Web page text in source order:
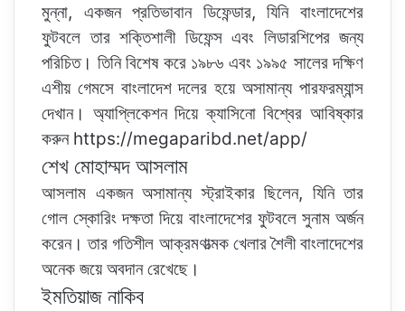
মুন্না, একজন প্রতিভাবান ডিফেন্ডার, যিনি বাংলাদেশের
ফুটবলে তার শক্তিশালী ডিফেন্স এবং লিডারশিপের জন্য
পরিচিত। তিনি বিশেষ করে ১৯৮৬ এবং ১৯৯৫ সালের দক্ষিণ
এশীয় গেমসে বাংলাদেশ দলের হয়ে অসামান্য পারফরম্যান্স
দেখান। অ্যাপ্লিকেশন দিয়ে ক্যাসিনো বিশ্বের আবিষ্কার
করুন https://megaparibd.net/app/
শেখ মোহাম্মদ আসলাম
আসলাম একজন অসামান্য স্ট্রাইকার ছিলেন, যিনি তার
গোল স্কোরিং দক্ষতা দিয়ে বাংলাদেশের ফুটবলে সুনাম অর্জন
করেন। তার গতিশীল আক্রমণাত্মক খেলার শৈলী বাংলাদেশের
অনেক জয়ে অবদান রেখেছে।
ইমতিয়াজ নাকিব